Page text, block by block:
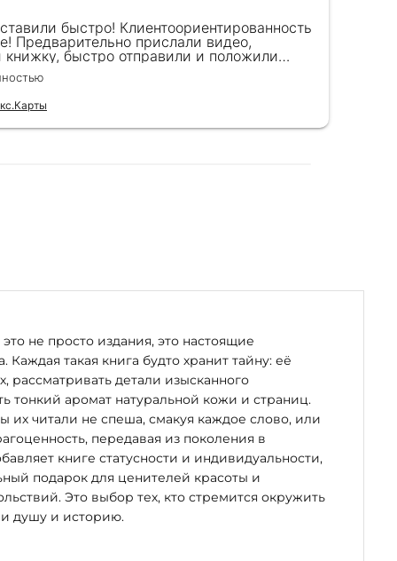
быстро! Клиентоориентированность
Предварительно прислали видео,
книжку, быстро отправили и положили
Спасибо!!!
не просто издания, это настоящие
Каждая такая книга будто хранит тайну: её
рассматривать детали изысканного
тонкий аромат натуральной кожи и страниц.
их читали не спеша, смакуя каждое слово, или
передавая из поколения в
книге статусности и индивидуальности,
подарок для ценителей красоты и
Это выбор тех, кто стремится окружить
душу и историю.